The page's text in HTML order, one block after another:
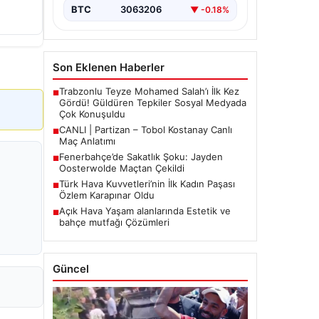
BTC 3063206 ▼ -0.18%
Son Eklenen Haberler
■Trabzonlu Teyze Mohamed Salah’ı İlk Kez
Gördü! Güldüren Tepkiler Sosyal Medyada
Çok Konuşuldu
■CANLI | Partizan – Tobol Kostanay Canlı
Maç Anlatımı
■Fenerbahçe’de Sakatlık Şoku: Jayden
Oosterwolde Maçtan Çekildi
■Türk Hava Kuvvetleri’nin İlk Kadın Paşası
Özlem Karapınar Oldu
■Açık Hava Yaşam alanlarında Estetik ve
bahçe mutfağı Çözümleri
Güncel